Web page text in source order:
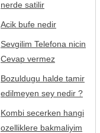
nerde satilir
Acik bufe nedir
Sevgilim Telefona nicin
Cevap vermez
Bozuldugu halde tamir
edilmeyen sey nedir ?
Kombi secerken hangi
ozelliklere bakmaliyim